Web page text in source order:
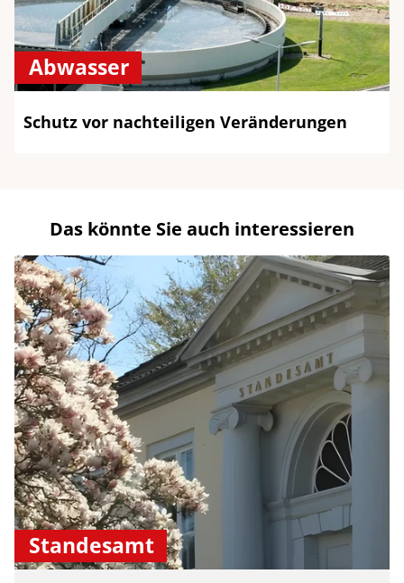
Abwasser
Schutz vor nachteiligen Veränderungen
Das könnte Sie auch interessieren
Standesamt